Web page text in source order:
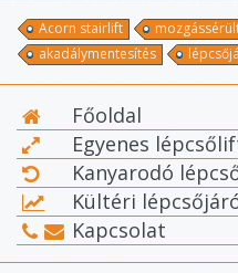
Acorn stairlift
akadálymentesítés
Főoldal
Egyenes
Kanyarodó
Kültéri
Kapcsolat